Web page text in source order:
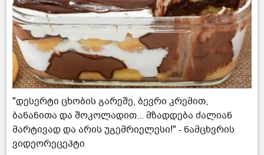
"დესერტი ცხობის გარეშე, ბევრი კრემით,
ბანანითა და შოკოლადით... მზადდება ძალიან
მარტივად და არის უგემრიელესი!" - ნამცხვრის
ვიდეორეცეპტი